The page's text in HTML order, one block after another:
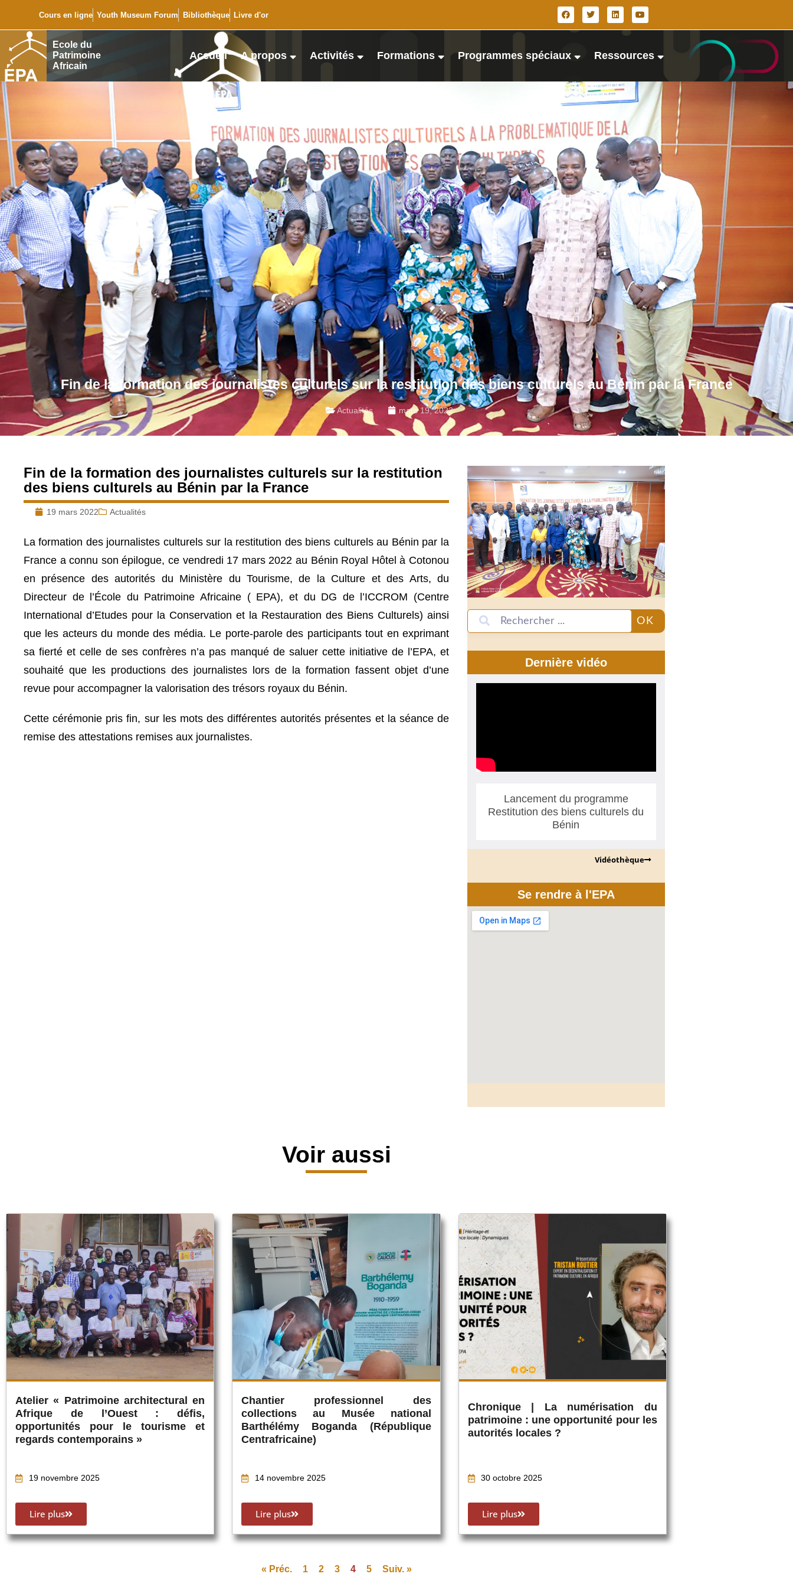
Cours en ligne Youth Museum Forum Bibliothèque Livre d'or
Ecole du
Patrimoine
Africain
Accueil A propos Activités Formations Programmes spéciaux Ressources
Fin de la formation des journalistes culturels sur la restitution des biens culturels au Bénin par la France
Actualités mars 19, 2022
Fin de la formation des journalistes culturels sur la restitution
des biens culturels au Bénin par la France
19 mars 2022 Actualités
La formation des journalistes culturels sur la restitution des biens culturels au Bénin par la
France a connu son épilogue, ce vendredi 17 mars 2022 au Bénin Royal Hôtel à Cotonou
en présence des autorités du Ministère du Tourisme, de la Culture et des Arts, du
Directeur de l’École du Patrimoine Africaine ( EPA), et du DG de l’ICCROM (Centre
International d’Etudes pour la Conservation et la Restauration des Biens Culturels) ainsi
que les acteurs du monde des média. Le porte-parole des participants tout en exprimant
sa fierté et celle de ses confrères n’a pas manqué de saluer cette initiative de l’EPA, et
souhaité que les productions des journalistes lors de la formation fassent objet d’une
revue pour accompagner la valorisation des trésors royaux du Bénin.
Cette cérémonie pris fin, sur les mots des différentes autorités présentes et la séance de
remise des attestations remises aux journalistes.
OK
Dernière vidéo
Lancement du programme
Restitution des biens culturels du
Bénin
Vidéothèque
Se rendre à l'EPA
Voir aussi
Atelier « Patrimoine architectural en
Afrique de l’Ouest : défis,
opportunités pour le tourisme et
regards contemporains »
19 novembre 2025
Lire plus
Chantier professionnel des
collections au Musée national
Barthélémy Boganda (République
Centrafricaine)
14 novembre 2025
Lire plus
Chronique | La numérisation du
patrimoine : une opportunité pour les
autorités locales ?
30 octobre 2025
Lire plus
« Préc. 1 2 3 4 5 Suiv. »